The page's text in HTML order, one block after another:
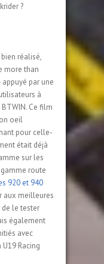
?
réalisé,
more than
par une
à
Ce film
oeil
pour celle-
était déjà
sur les
route
920 et 940
aux meilleures
de le tester
également
avec
U19 Racing